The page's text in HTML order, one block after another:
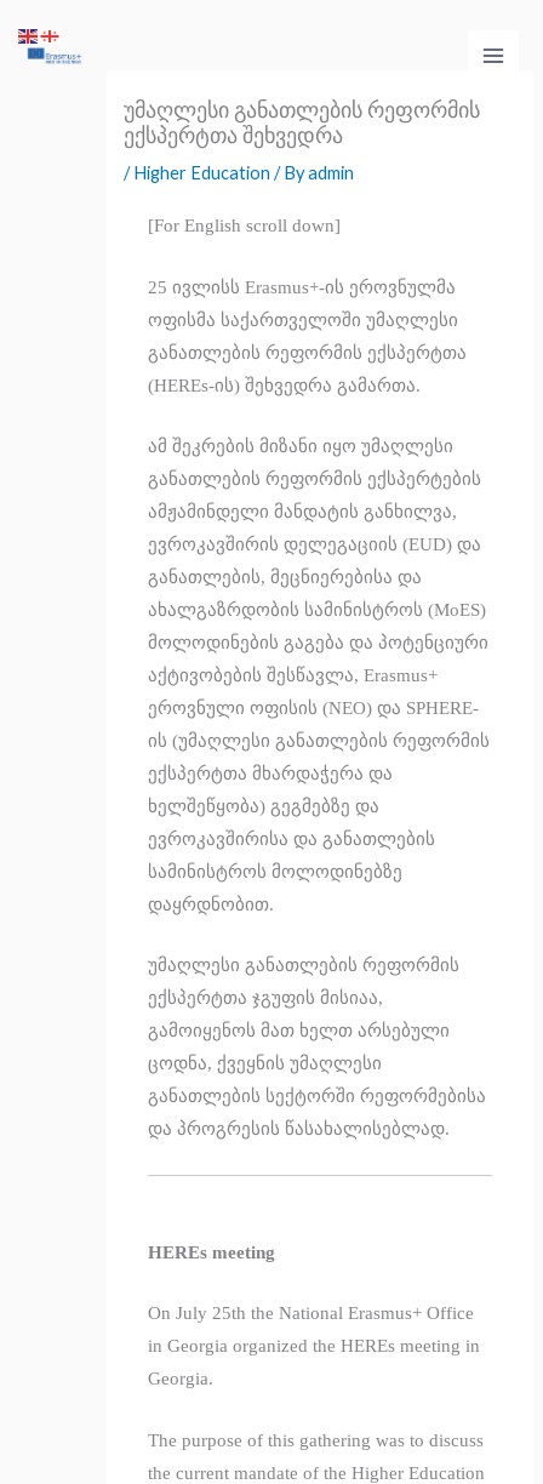
უმაღლესი განათლების რეფორმის
ექსპერტთა შეხვედრა
/Higher Education / Byadmin
[For English scroll down]
25 ივლისს Erasmus+-ის ეროვნულმა
ოფისმა საქართველოში უმაღლესი
განათლების რეფორმის ექსპერტთა
(HEREs-ის) შეხვედრა გამართა.
ამ შეკრების მიზანი იყო უმაღლესი
განათლების რეფორმის ექსპერტების
ამჟამინდელი მანდატის განხილვა,
ევროკავშირის დელეგაციის (EUD) და
განათლების, მეცნიერებისა და
ახალგაზრდობის სამინისტროს (MoES)
მოლოდინების გაგება და პოტენციური
აქტივობების შესწავლა, Erasmus+
ეროვნული ოფისის (NEO) და SPHERE-
ის (უმაღლესი განათლების რეფორმის
ექსპერტთა მხარდაჭერა და
ხელშეწყობა) გეგმებზე და
ევროკავშირისა და განათლების
სამინისტროს მოლოდინებზე
დაყრდნობით.
უმაღლესი განათლების რეფორმის
ექსპერტთა ჯგუფის მისიაა,
გამოიყენოს მათ ხელთ არსებული
ცოდნა, ქვეყნის უმაღლესი
განათლების სექტორში რეფორმებისა
და პროგრესის წასახალისებლად.
HEREs meeting
On July 25th the National Erasmus+ Office
in Georgia organized the HEREs meeting in
Georgia.
The purpose of this gathering was to discuss
the current mandate of the Higher Education